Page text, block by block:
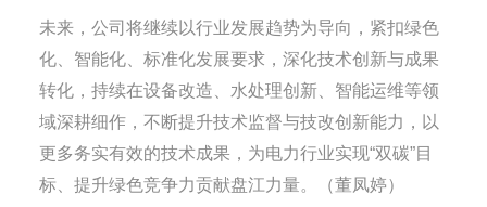
未来，公司将继续以行业发展趋势为导向，紧扣绿色
化、智能化、标准化发展要求，深化技术创新与成果
转化，持续在设备改造、水处理创新、智能运维等领
域深耕细作，不断提升技术监督与技改创新能力，以
更多务实有效的技术成果，为电力行业实现“双碳”目
标、提升绿色竞争力贡献盘江力量。（董凤婷）